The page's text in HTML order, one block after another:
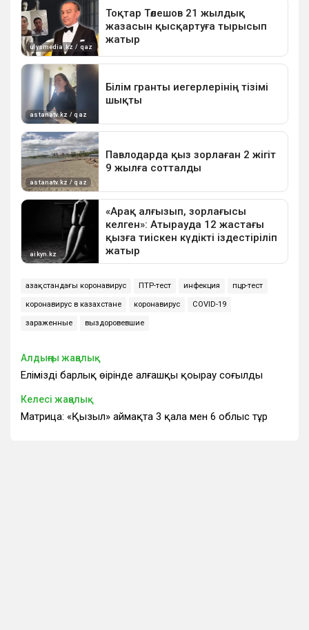
Қазақстандағы коронавирус ПТР-тест инфекция пцр-тест
коронавирус в казахстане коронавирус COVID-19
зараженные выздоровевшие
Алдыңғы жаңалық
Еліміздің барлық өңірінде алғашқы қоңырау соғылды
Келесі жаңалық
Матрица: «Қызыл» аймақта 3 қала мен 6 облыс тұр